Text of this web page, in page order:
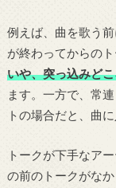
例えば、曲を歌う
が終わってからの
いや、突っ込みど
ます。一方で、常
トの場合だと、曲
トークが下手なア
の前のトークがな